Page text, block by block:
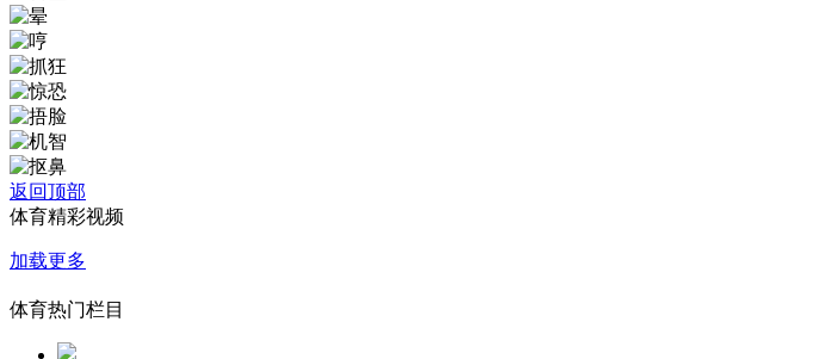
返回顶部
体育精彩视频
加载更多
体育热门栏目